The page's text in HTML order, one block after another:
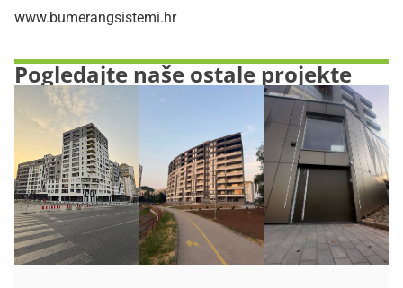
www.bumerangsistemi.hr
Pogledajte naše ostale projekte